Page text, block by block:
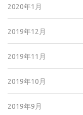
2020年1月
2019年12月
2019年11月
2019年10月
2019年9月